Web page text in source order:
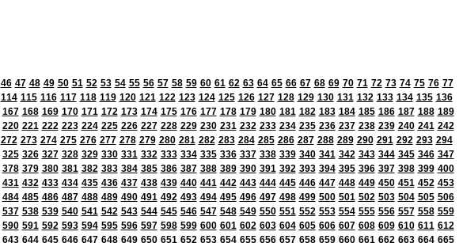
46 47 48 49 50 51 52 53 54 55 56 57 58 59 60 61 62 63 64 65 66 67 68 69 70 71 72 73 74 75 76 77
114 115 116 117 118 119 120 121 122 123 124 125 126 127 128 129 130 131 132 133 134 135 136
167 168 169 170 171 172 173 174 175 176 177 178 179 180 181 182 183 184 185 186 187 188 189
220 221 222 223 224 225 226 227 228 229 230 231 232 233 234 235 236 237 238 239 240 241 242
272 273 274 275 276 277 278 279 280 281 282 283 284 285 286 287 288 289 290 291 292 293 294
325 326 327 328 329 330 331 332 333 334 335 336 337 338 339 340 341 342 343 344 345 346 347
378 379 380 381 382 383 384 385 386 387 388 389 390 391 392 393 394 395 396 397 398 399 400
431 432 433 434 435 436 437 438 439 440 441 442 443 444 445 446 447 448 449 450 451 452 453
484 485 486 487 488 489 490 491 492 493 494 495 496 497 498 499 500 501 502 503 504 505 506
537 538 539 540 541 542 543 544 545 546 547 548 549 550 551 552 553 554 555 556 557 558 559
590 591 592 593 594 595 596 597 598 599 600 601 602 603 604 605 606 607 608 609 610 611 612
643 644 645 646 647 648 649 650 651 652 653 654 655 656 657 658 659 660 661 662 663 664 665